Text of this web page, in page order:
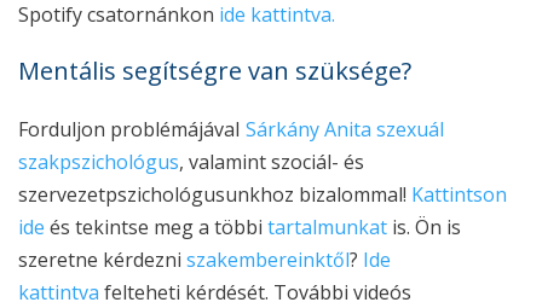
Spotify csatornánkon ide kattintva.
Mentális segítségre van szüksége?
Forduljon problémájával Sárkány Anita szexuál
szakpszichológus, valamint szociál- és
szervezetpszichológusunkhoz bizalommal! Kattintson
ide és tekintse meg a többi tartalmunkat is. Ön is
szeretne kérdezni szakembereinktől? Ide
kattintva felteheti kérdését. További videós